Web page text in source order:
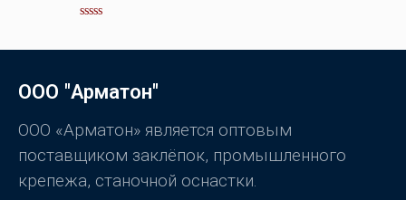
и
е
а
0
5
ООО "Арматон"
ООО «Арматон» является оптовым
поставщиком заклёпок, промышленного
крепежа, станочной оснастки.